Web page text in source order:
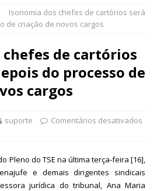
Isonomia dos chefes de cartórios será
de criação de novos cargos
de cartórios
do processo de
cargos
suporte Comentários desativados
Pleno do TSE na última terça-feira [16],
e demais dirigentes sindicais
jurídica do tribunal, Ana Maria